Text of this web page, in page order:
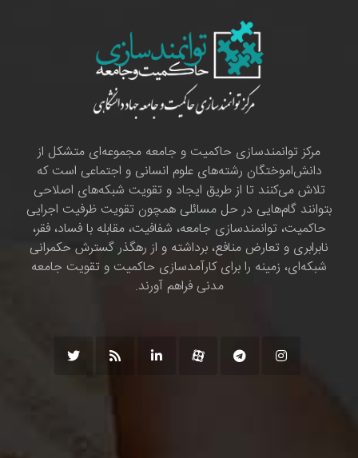
مرکز توانمندسازی حاکمیت و جامعه مجموعه‌ای متشکل از
دانش‌اموختگان رشته‌های علوم انسانی و اجتماعی است که
تلاش می‌کنند تا از طریق ایجاد و تقویت شبکه‌های اصلاحی
بتوانند گام‌هایی در حل مسائلی همچون تقویت ظرفیت اجرایی
حاکمیت، توانمندسازی جامعه، شفافیت، مقابله با فساد، فقر،
نابرابری و تعارض منافع، برداشته و از رهگذر گسترش حکمرانی
شبکه‌ای، زمینه را برای کارآمدسازی حاکمیت و تقویت جامعه
مدنی فراهم آورند.